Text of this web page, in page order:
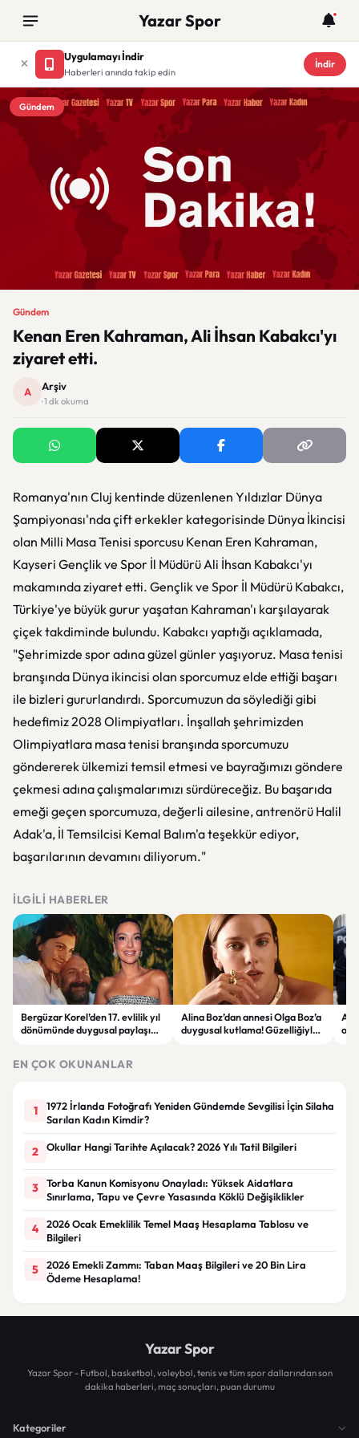
Yazar Spor
Uygulamayı İndir
Haberleri anında takip edin
İndir
Gündem
Gündem
Kenan Eren Kahraman, Ali İhsan Kabakcı'yı
ziyaret etti.
A Arşiv
· 1 dk okuma
Romanya'nın Cluj kentinde düzenlenen Yıldızlar Dünya
Şampiyonası'nda çift erkekler kategorisinde Dünya İkincisi
olan Milli Masa Tenisi sporcusu Kenan Eren Kahraman,
Kayseri Gençlik ve Spor İl Müdürü Ali İhsan Kabakcı'yı
makamında ziyaret etti. Gençlik ve Spor İl Müdürü Kabakcı,
Türkiye'ye büyük gurur yaşatan Kahraman'ı karşılayarak
çiçek takdiminde bulundu. Kabakcı yaptığı açıklamada,
"Şehrimizde spor adına güzel günler yaşıyoruz. Masa tenisi
branşında Dünya ikincisi olan sporcumuz elde ettiği başarı
ile bizleri gururlandırdı. Sporcumuzun da söylediği gibi
hedefimiz 2028 Olimpiyatları. İnşallah şehrimizden
Olimpiyatlara masa tenisi branşında sporcumuzu
göndererek ülkemizi temsil etmesi ve bayrağımızı göndere
çekmesi adına çalışmalarımızı sürdüreceğiz. Bu başarıda
emeği geçen sporcumuza, değerli ailesine, antrenörü Halil
Adak'a, İl Temsilcisi Kemal Balım'a teşekkür ediyor,
başarılarının devamını diliyorum."
İLGILI HABERLER
Bergüzar Korel’den 17. evlilik yıl
dönümünde duygusal paylaşım!
Alina Boz’dan annesi Olga Boz’a
duygusal kutlama! Güzelliğiyle
EN ÇOK OKUNANLAR
1
1972 İrlanda Fotoğrafı Yeniden Gündemde Sevgilisi İçin Silaha
Sarılan Kadın Kimdir?
2 Okullar Hangi Tarihte Açılacak? 2026 Yılı Tatil Bilgileri
3
Torba Kanun Komisyonu Onayladı: Yüksek Aidatlara
Sınırlama, Tapu ve Çevre Yasasında Köklü Değişiklikler
4
2026 Ocak Emeklilik Temel Maaş Hesaplama Tablosu ve
Bilgileri
5
2026 Emekli Zammı: Taban Maaş Bilgileri ve 20 Bin Lira
Ödeme Hesaplama!
Yazar Spor
Yazar Spor - Futbol, basketbol, voleybol, tenis ve tüm spor dallarından son
dakika haberleri, maç sonuçları, puan durumu
Kategoriler